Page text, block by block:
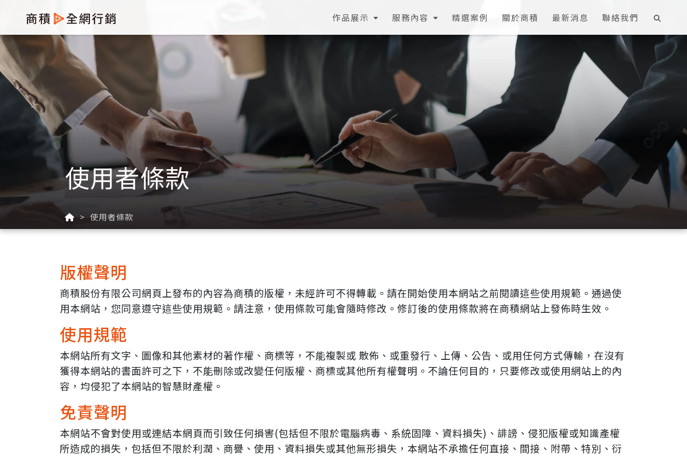
作品展示 服務內容 精選案例 關於商積 最新消息 聯絡我們
使用者條款
使用者條款
版權聲明
商積股份有限公司網頁上發布的內容為商積的版權，未經許可不得轉載。請在開始使用本網站之前閱讀這些使用規範。通過使
用本網站，您同意遵守這些使用規範。請注意，使用條款可能會隨時修改。修訂後的使用條款將在商積網站上發佈時生效。
使用規範
本網站所有文字、圖像和其他素材的著作權、商標等，不能複製或 散佈、或重發行、上傳、公告、或用任何方式傳輸，在沒有
獲得本網站的書面許可之下，不能刪除或改變任何版權、商標或其他所有權聲明。不論任何目的，只要修改或使用網站上的內
容，均侵犯了本網站的智慧財產權。
免責聲明
本網站不會對使用或連結本網頁而引致任何損害(包括但不限於電腦病毒、系統固障、資料損失)、誹謗、侵犯版權或知識產權
所造成的損失，包括但不限於利潤、商譽、使用、資料損失或其他無形損失，本網站不承擔任何直接、間接、附帶、特別、衍